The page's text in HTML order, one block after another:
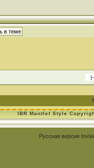
IBR Mantlet Style
Русская версия